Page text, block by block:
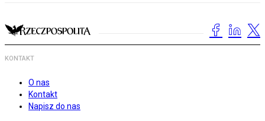
KONTAKT
O nas
Kontakt
Napisz do nas